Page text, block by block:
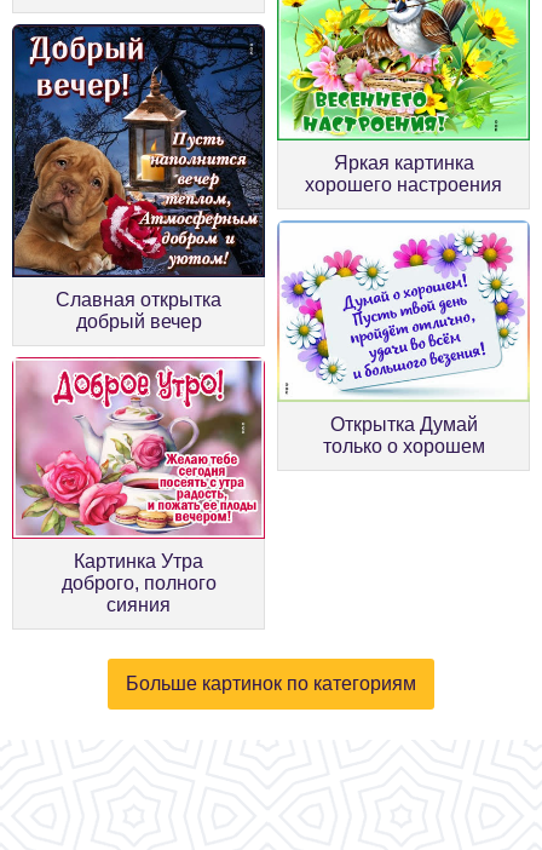
Славная открытка
добрый вечер
Яркая картинка
хорошего настроения
Картинка Утра
доброго, полного
сияния
Открытка Думай
только о хорошем
Больше картинок по категориям